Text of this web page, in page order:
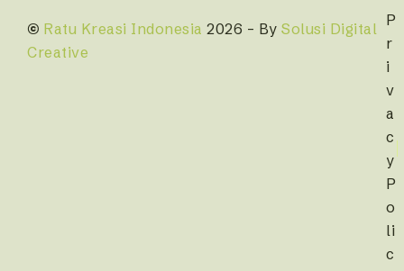
© Ratu Kreasi Indonesia 2026 – By Solusi Digital
Creative
P
r
i
v
a
c
y
P
o
li
c